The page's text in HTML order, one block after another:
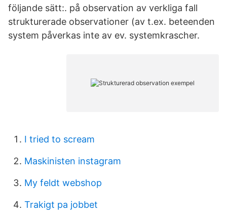
följande sätt:. på observation av verkliga fall
strukturerade observationer (av t.ex. beteenden
system påverkas inte av ev. systemkrascher.
I tried to scream
Maskinisten instagram
My feldt webshop
Trakigt pa jobbet